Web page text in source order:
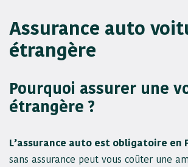
Assurance auto
étrangère
Pourquoi assurer une
étrangère ?
L’assurance auto est obligatoire en
sans assurance peut vous coûter une